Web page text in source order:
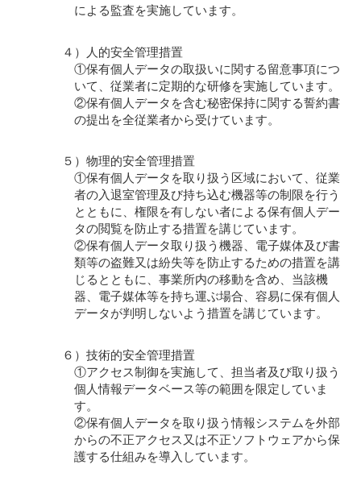
による監査を実施しています。
４）人的安全管理措置
①保有個人データの取扱いに関する留意事項につ
いて、従業者に定期的な研修を実施しています。
②保有個人データを含む秘密保持に関する誓約書
の提出を全従業者から受けています。
５）物理的安全管理措置
①保有個人データを取り扱う区域において、従業
者の入退室管理及び持ち込む機器等の制限を行う
とともに、権限を有しない者による保有個人デー
タの閲覧を防止する措置を講じています。
②保有個人データ取り扱う機器、電子媒体及び書
類等の盗難又は紛失等を防止するための措置を講
じるとともに、事業所内の移動を含め、当該機
器、電子媒体等を持ち運ぶ場合、容易に保有個人
データが判明しないよう措置を講じています。
６）技術的安全管理措置
①アクセス制御を実施して、担当者及び取り扱う
個人情報データベース等の範囲を限定していま
す。
②保有個人データを取り扱う情報システムを外部
からの不正アクセス又は不正ソフトウェアから保
護する仕組みを導入しています。